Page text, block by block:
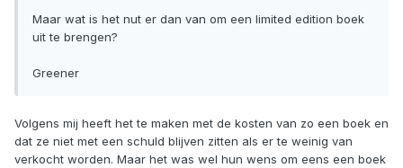
Maar wat is het nut er dan van om een limited edition boek
uit te brengen?
Greener
Volgens mij heeft het te maken met de kosten van zo een boek en
dat ze niet met een schuld blijven zitten als er te weinig van
verkocht worden. Maar het was wel hun wens om eens een boek